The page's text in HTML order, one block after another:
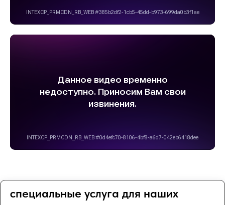
специальные услуга для наших